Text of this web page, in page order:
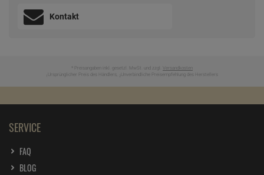
Kontakt
* Preisangaben inkl. gesetzl. MwSt. und zzgl. Versandkosten
Ursprünglicher Preis des Händlers, Unverbindliche Preisempfehlung des Herstellers
SERVICE
FAQ
BLOG